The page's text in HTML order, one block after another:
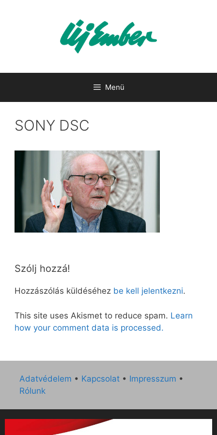
Menü
SONY DSC
Szólj hozzá!
Hozzászólás küldéséhez be kell jelentkezni.
This site uses Akismet to reduce spam. Learn
how your comment data is processed.
Adatvédelem • Kapcsolat • Impresszum •
Rólunk